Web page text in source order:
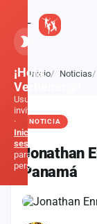
Atrás
Inicio Noticias
NOTICIA
Jonathan
Panamá
¡Hola,
Verbener@!
Usuario
invitado
·
Inicia
sesión
para
personalizar
Inicio